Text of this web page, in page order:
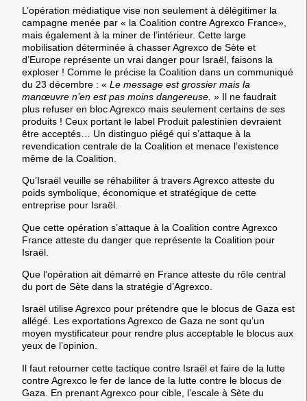
L’opération médiatique vise non seulement à délégitimer la
campagne menée par « la Coalition contre Agrexco France»,
mais également à la miner de l’intérieur. Cette large
mobilisation déterminée à chasser Agrexco de Sète et
d’Europe représente un vrai danger pour Israël, faisons la
exploser ! Comme le précise la Coalition dans un communiqué
du 23 décembre : « Le message est grossier mais la
manœuvre n’en est pas moins dangereuse. » Il ne faudrait
plus refuser en bloc Agrexco mais seulement certains de ses
produits ! Ceux portant le label Produit palestinien devraient
être acceptés… Un distinguo piégé qui s’attaque à la
revendication centrale de la Coalition et menace l’existence
même de la Coalition.
Qu’Israël veuille se réhabiliter à travers Agrexco atteste du
poids symbolique, économique et stratégique de cette
entreprise pour Israël.
Que cette opération s’attaque à la Coalition contre Agrexco
France atteste du danger que représente la Coalition pour
Israël.
Que l’opération ait démarré en France atteste du rôle central
du port de Sète dans la stratégie d’Agrexco.
Israël utilise Agrexco pour prétendre que le blocus de Gaza est
allégé. Les exportations Agrexco de Gaza ne sont qu’un
moyen mystificateur pour rendre plus acceptable le blocus aux
yeux de l’opinion.
Il faut retourner cette tactique contre Israël et faire de la lutte
contre Agrexco le fer de lance de la lutte contre le blocus de
Gaza. En prenant Agrexco pour cible, l’escale à Sète du